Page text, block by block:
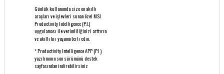
Günlük kullanımda size en akıllı
araçları ve işlevleri sunan özel MSI
Productivity Intelligence (P.I.)
uygulaması ile verimliliğinizi arttırın
ve akıllı bir yaşama terfi edin.
* Productivity Intelligence APP (P.I.)
yazılımının son sürümünü destek
sayfasından indirebilirsiniz